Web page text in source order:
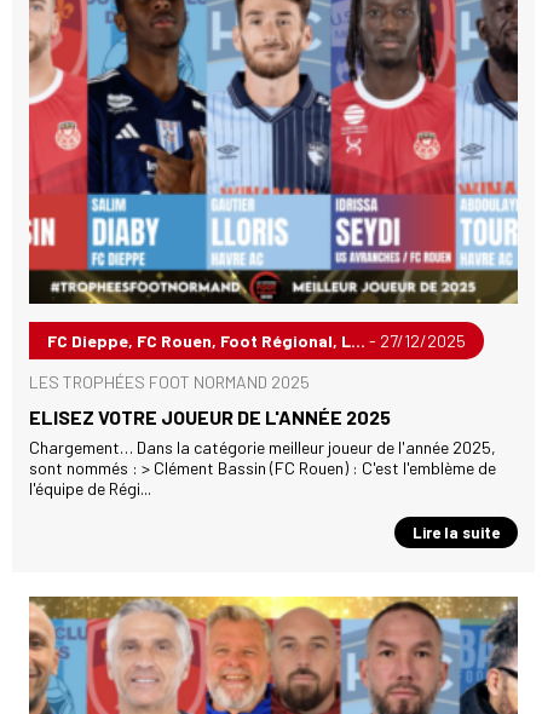
FC Dieppe, FC Rouen, Foot Régional, L... - 27/12/2025
LES TROPHÉES FOOT NORMAND 2025
ELISEZ VOTRE JOUEUR DE L'ANNÉE 2025
Chargement… Dans la catégorie meilleur joueur de l'année 2025,
sont nommés : > Clément Bassin (FC Rouen) : C'est l'emblème de
l'équipe de Régi...
Lire la suite